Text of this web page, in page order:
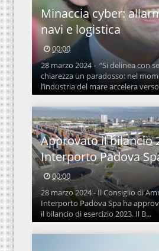
Minaccia cyber:
navi e logistica
00:00
28 marzo 2024 - “Si delinea con
chiarezza un paradosso: nel
l’industria del mare accelera
Approvato il bilancio
Interporto Padova
00:00
28 marzo 2024 - Il Consiglio di
Interporto Padova Spa ha
il bilancio di esercizio 2023. Il B...